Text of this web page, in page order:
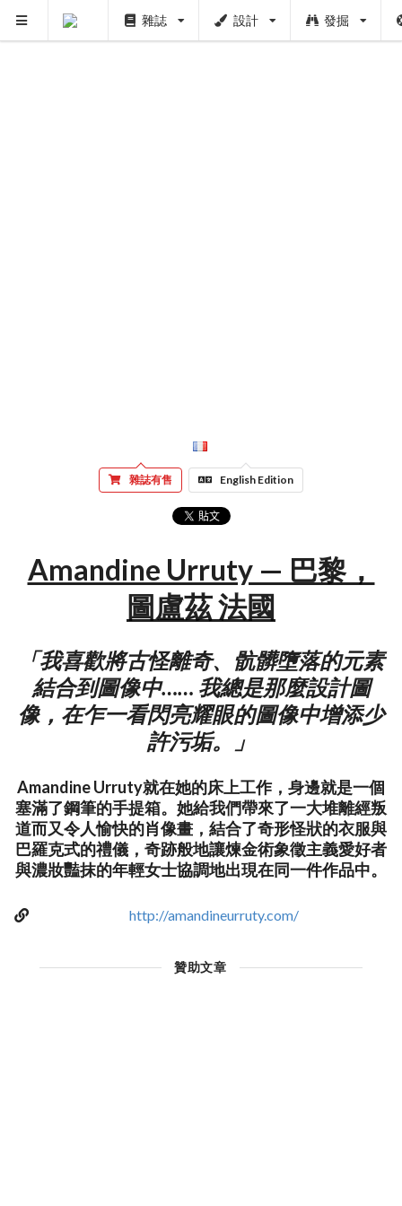
雜誌 設計 發掘
雜誌有售 English Edition
Amandine Urruty — 巴黎，
圖盧茲 法國
「我喜歡將古怪離奇、骯髒墮落的元素
結合到圖像中…… 我總是那麼設計圖
像，在乍一看閃亮耀眼的圖像中增添少
許污垢。」
Amandine Urruty就在她的床上工作，身邊就是一個
塞滿了鋼筆的手提箱。她給我們帶來了一大堆離經叛
道而又令人愉快的肖像畫，結合了奇形怪狀的衣服與
巴羅克式的禮儀，奇跡般地讓煉金術象徵主義愛好者
與濃妝豔抹的年輕女士協調地出現在同一件作品中。
http://amandineurruty.com/
贊助文章